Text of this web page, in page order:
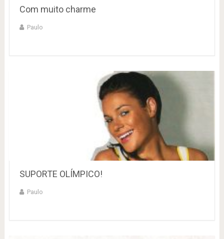
Com muito charme
Paulo
SUPORTE OLÍMPICO!
Paulo